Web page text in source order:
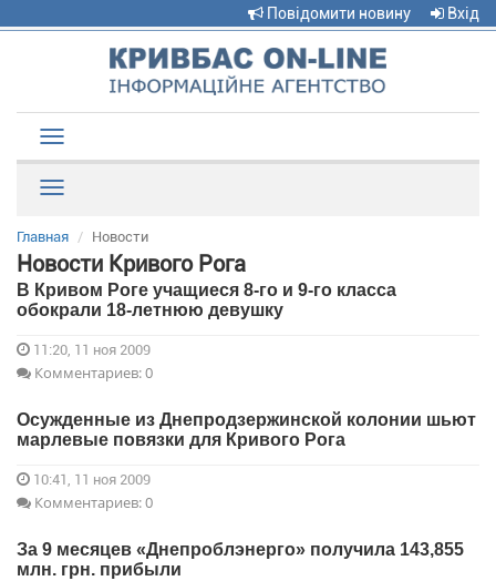
Повідомити новину Вхід
navigation
Главная Новости
Новости Кривого Рога
В Кривом Роге учащиеся 8-го и 9-го класса
обокрали 18-летнюю девушку
11:20, 11 ноя 2009
Комментариев: 0
Осужденные из Днепродзержинской колонии шьют
марлевые повязки для Кривого Рога
10:41, 11 ноя 2009
Комментариев: 0
За 9 месяцев «Днепроблэнерго» получила 143,855
млн. грн. прибыли